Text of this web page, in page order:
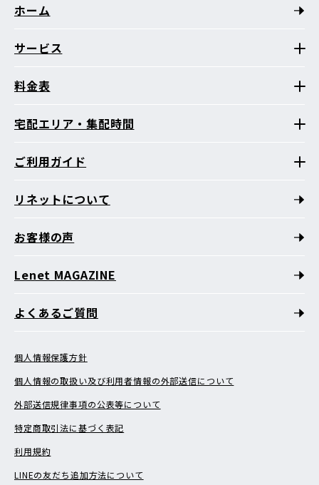
ホーム
サービス
料金表
宅配エリア・集配時間
ご利用ガイド
リネットについて
お客様の声
Lenet MAGAZINE
よくあるご質問
個人情報保護方針
個人情報の取扱い及び利用者情報の外部送信について
外部送信規律事項の公表等について
特定商取引法に基づく表記
利用規約
LINEの友だち追加方法について